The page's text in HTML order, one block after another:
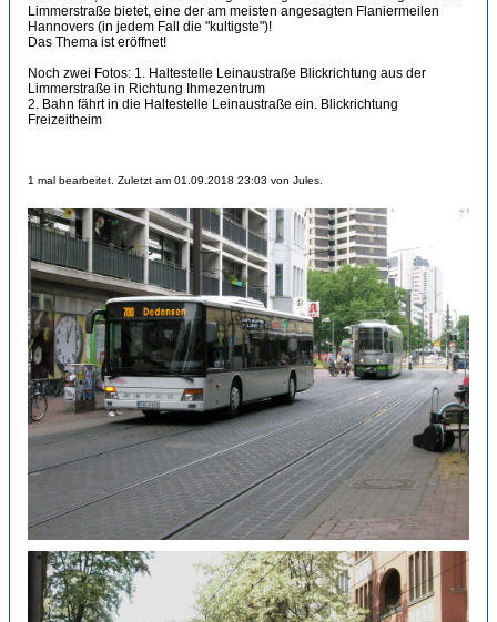
Limmerstraße bietet, eine der am meisten angesagten Flaniermeilen
Hannovers (in jedem Fall die "kultigste")!
Das Thema ist eröffnet!
Noch zwei Fotos: 1. Haltestelle Leinaustraße Blickrichtung aus der
Limmerstraße in Richtung Ihmezentrum
2. Bahn fährt in die Haltestelle Leinaustraße ein. Blickrichtung
Freizeitheim
1 mal bearbeitet. Zuletzt am 01.09.2018 23:03 von Jules.